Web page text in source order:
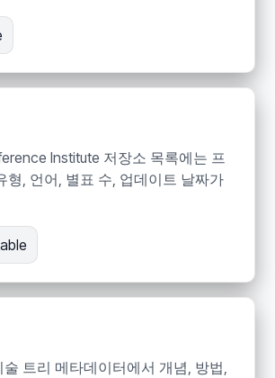
Institute 저장소 목록에는 프
형, 언어, 별표 수, 업데이트 날짜가
트리 메타데이터에서 개념, 방법,